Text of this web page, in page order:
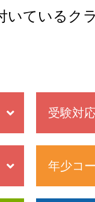
ているク
受験対
年少コ